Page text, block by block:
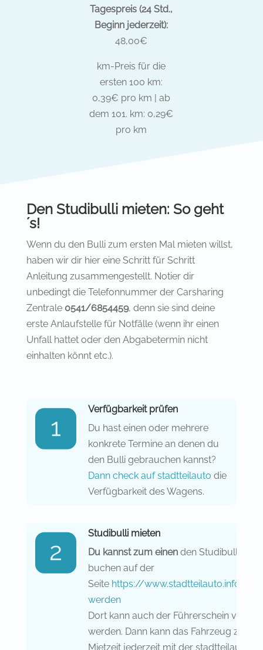
Tagespreis (24 Std.,
Beginn jederzeit):
48,00€
km-Preis für die
ersten 100 km:
0,39€ pro km | ab
dem 101. km: 0,29€
pro km
Den Studibulli mieten: So geht
´s!
Wenn du den Bulli zum ersten Mal mieten willst,
haben wir dir hier eine Schritt für Schritt
Anleitung zusammengestellt. Notier dir
unbedingt die Telefonnummer der Carsharing
Zentrale 0541/6854459, denn sie sind deine
erste Anlaufstelle für Notfälle (wenn ihr einen
Unfall hattet oder den Abgabetermin nicht
einhalten könnt etc.).
Verfügbarkeit prüfen
Du hast einen oder mehrere
konkrete Termine an denen du
den Bulli gebrauchen kannst?
Dann check auf stadtteilauto die
Verfügbarkeit des Wagens.
Studibulli mieten
Du kannst zum einen den Studibulli
buchen auf der
Seite https://www.stadtteilauto.info/
werden
Dort kann auch der Führerschein
werden. Dann kann das Fahrzeug zur
Mietzeit jederzeit mit der stadtteilauto